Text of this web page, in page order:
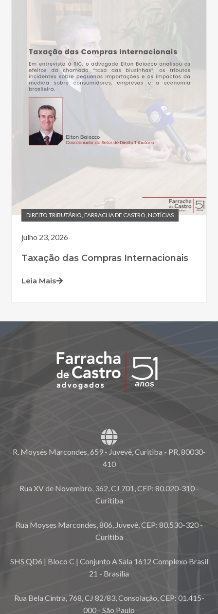
DIREITO TRIBUTÁRIO, FARRACHA DE CASTRO, NOTÍCIAS
julho 23, 2026
Taxação das Compras Internacionais
Leia Mais
R. Moysés Marcondes, 659 - Juvevê, Curitiba - PR, 80030-
410
Rua XV de Novembro, 362, CJ 701, CEP: 80.020-310 -
Curitiba
Rua Moyses Marcondes, 806, Juvevê, CEP: 80.530-320 -
Curitiba
SHS QD6 | Bloco C | Conjunto A Sala 1612 Complexo Brasil
21 - Brasília
Rua Bela Cintra, 768, CJ 82/83, Consolação, CEP: 01.415-
000 - São Paulo